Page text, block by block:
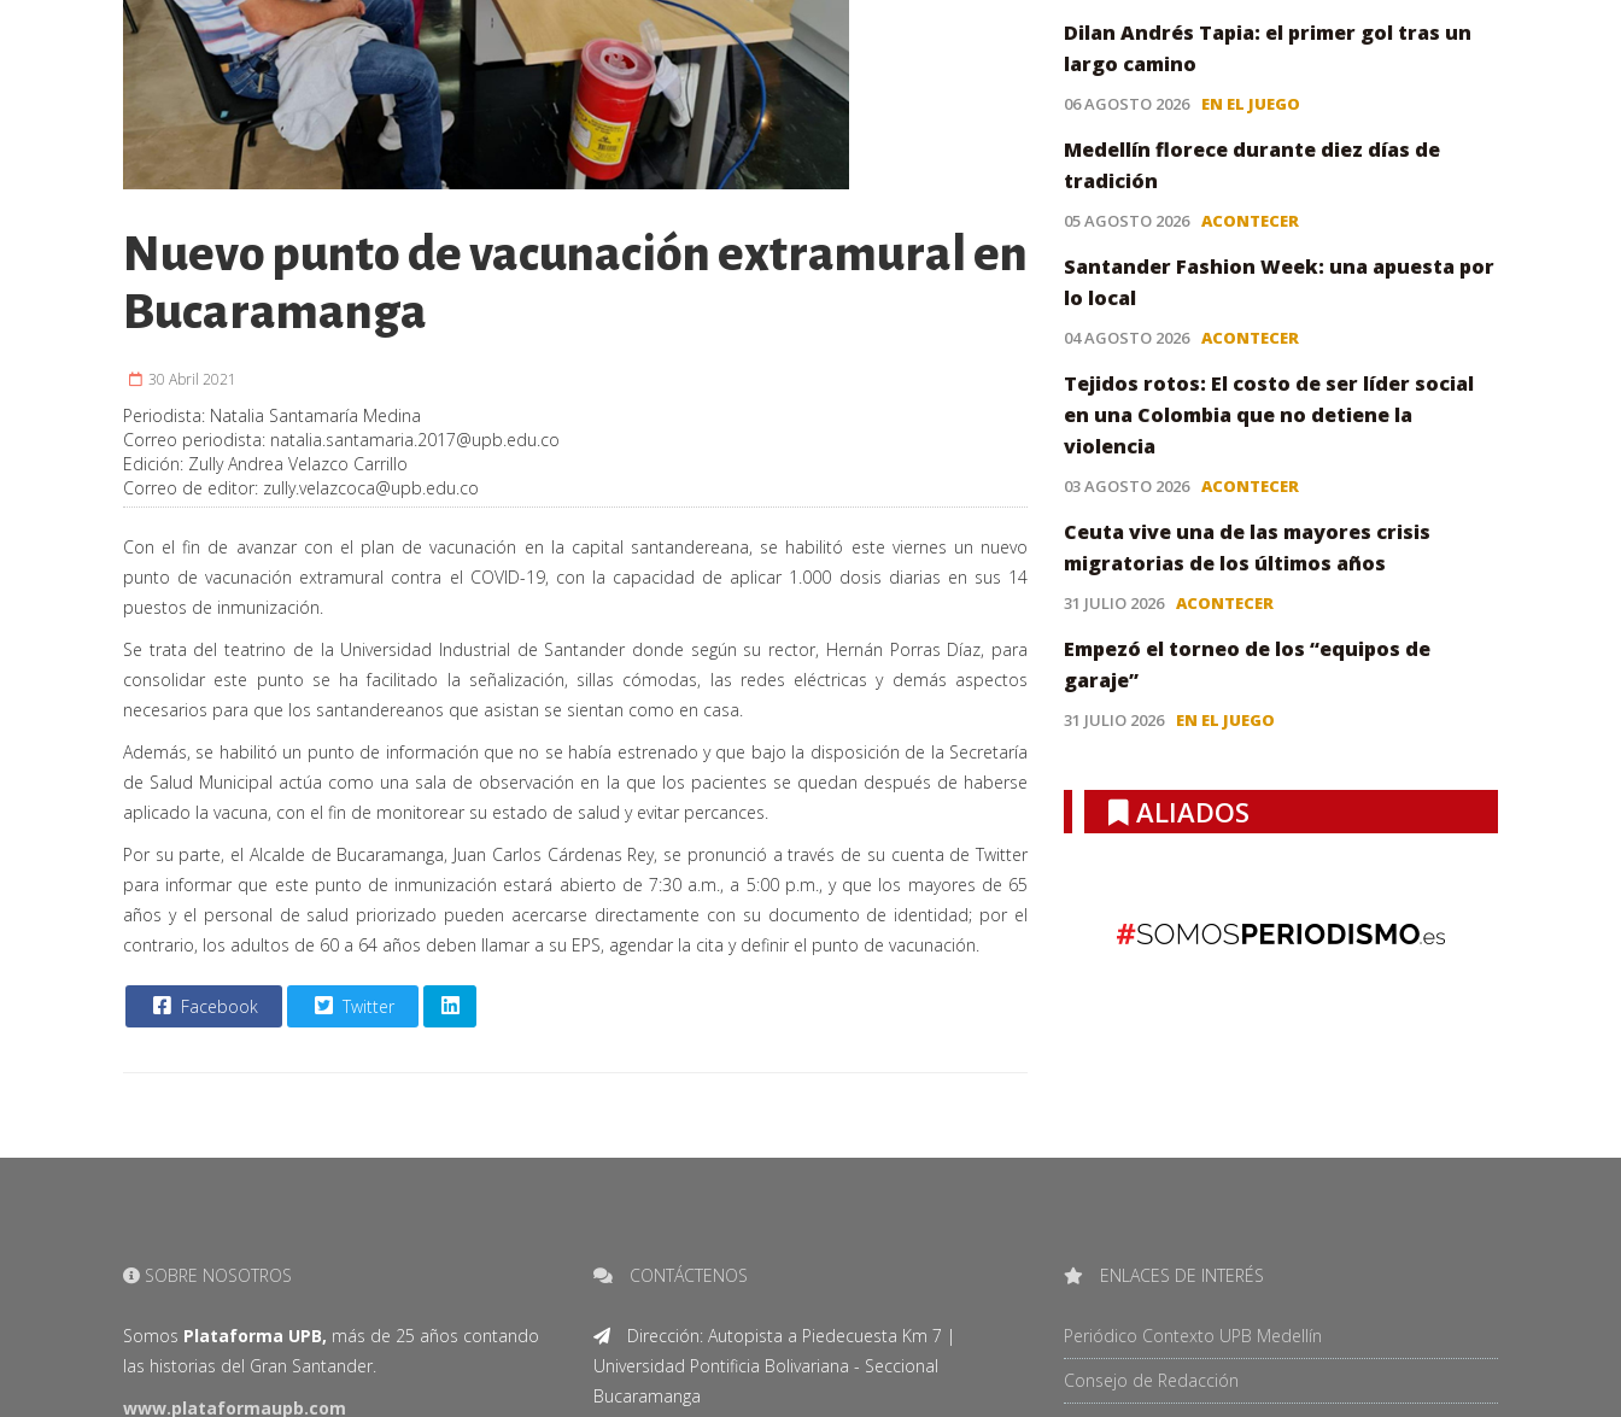
Nuevo punto de vacunación extramural en
Bucaramanga
30 Abril 2021
Periodista: Natalia Santamaría Medina
Correo periodista: natalia.santamaria.2017@upb.edu.co
Edición: Zully Andrea Velazco Carrillo
Correo de editor: zully.velazcoca@upb.edu.co
Con el fin de avanzar con el plan de vacunación en la capital santandereana, se habilitó este viernes un nuevo
punto de vacunación extramural contra el COVID-19, con la capacidad de aplicar 1.000 dosis diarias en sus 14
puestos de inmunización.
Se trata del teatrino de la Universidad Industrial de Santander donde según su rector, Hernán Porras Díaz, para
consolidar este punto se ha facilitado la señalización, sillas cómodas, las redes eléctricas y demás aspectos
necesarios para que los santandereanos que asistan se sientan como en casa.
Además, se habilitó un punto de información que no se había estrenado y que bajo la disposición de la Secretaría
de Salud Municipal actúa como una sala de observación en la que los pacientes se quedan después de haberse
aplicado la vacuna, con el fin de monitorear su estado de salud y evitar percances.
Por su parte, el Alcalde de Bucaramanga, Juan Carlos Cárdenas Rey, se pronunció a través de su cuenta de Twitter
para informar que este punto de inmunización estará abierto de 7:30 a.m., a 5:00 p.m., y que los mayores de 65
años y el personal de salud priorizado pueden acercarse directamente con su documento de identidad; por el
contrario, los adultos de 60 a 64 años deben llamar a su EPS, agendar la cita y definir el punto de vacunación.
Facebook Twitter
Dilan Andrés Tapia: el primer gol tras un
largo camino
06 AGOSTO 2026 EN EL JUEGO
Medellín florece durante diez días de
tradición
05 AGOSTO 2026 ACONTECER
Santander Fashion Week: una apuesta por
lo local
04 AGOSTO 2026 ACONTECER
Tejidos rotos: El costo de ser líder social
en una Colombia que no detiene la
violencia
03 AGOSTO 2026 ACONTECER
Ceuta vive una de las mayores crisis
migratorias de los últimos años
31 JULIO 2026 ACONTECER
Empezó el torneo de los “equipos de
garaje”
31 JULIO 2026 EN EL JUEGO
ALIADOS
SOBRE NOSOTROS
Somos Plataforma UPB, más de 25 años contando
las historias del Gran Santander.
www.plataformaupb.com
CONTÁCTENOS
Dirección: Autopista a Piedecuesta Km 7 |
Universidad Pontificia Bolivariana - Seccional
Bucaramanga
ENLACES DE INTERÉS
Periódico Contexto UPB Medellín
Consejo de Redacción